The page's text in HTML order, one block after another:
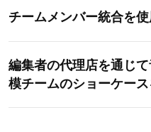
チームメンバー統合を
編集者の代理店を通じ
模チームのショーケー